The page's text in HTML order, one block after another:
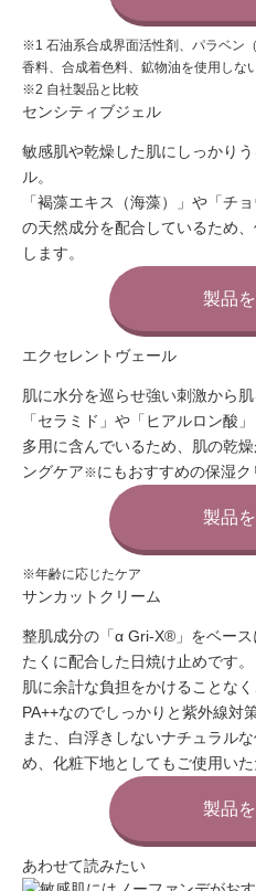
※1 石油系合成界面活性剤、パラベン
香料、合成着色料、鉱物油を使用しな
※2 自社製品と比較
センシティブジェル
敏感肌や乾燥した肌に しっかり
ル。
「褐藻エキス（海藻）」や「チ
の天然成分を配合しているため
します。
製品
エクセレントヴェール
肌に水分を巡らせ強い刺激から
「セラミド」や「ヒアルロン酸」
多用に含んでいるため、肌の乾
ングケア※にもおすすめの保湿ク
製品
※年齢に応じたケア
サンカットクリーム
整肌成分の「α Gri-X®」をベース
たくに配合した日焼け止めです。
肌に余計な負担をかけることな
PA++なのでしっかりと紫外線対
また、 白浮きしないナチュラルな
め、化粧下地としてもご使用いた
製品
あわせて読みたい